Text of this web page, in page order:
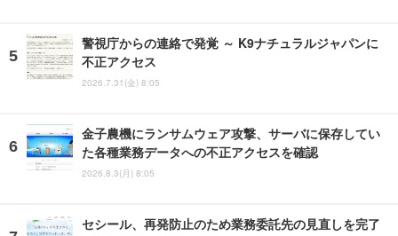
警視庁からの連絡で発覚 ～ K9ナチュラルジャパンに
不正アクセス
2026.7.31(金) 8:05
金子農機にランサムウェア攻撃、サーバに保存してい
た各種業務データへの不正アクセスを確認
2026.8.3(月) 8:05
セシール、再発防止のため業務委託先の見直しを完了